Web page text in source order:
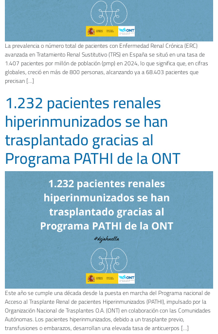
La prevalencia o número total de pacientes con Enfermedad Renal Crónica (ERC)
avanzada en Tratamiento Renal Sustitutivo (TRS) en España se situó en una tasa de
1.407 pacientes por millón de población (pmp) en 2024, lo que significa que, en cifras
globales, creció en más de 800 personas, alcanzando ya a 68.403 pacientes que
precisan […]
1.232 pacientes renales
hiperinmunizados se han
trasplantado gracias al
Programa PATHI de la ONT
Este año se cumple una década desde la puesta en marcha del Programa nacional de
Acceso al Trasplante Renal de pacientes Hiperinmunizados (PATHI), impulsado por la
Organización Nacional de Trasplantes O.A. (ONT) en colaboración con las Comunidades
Autónomas. Los pacientes hiperinmunizados, debido a un trasplante previo,
transfusiones o embarazos, desarrollan una elevada tasa de anticuerpos […]